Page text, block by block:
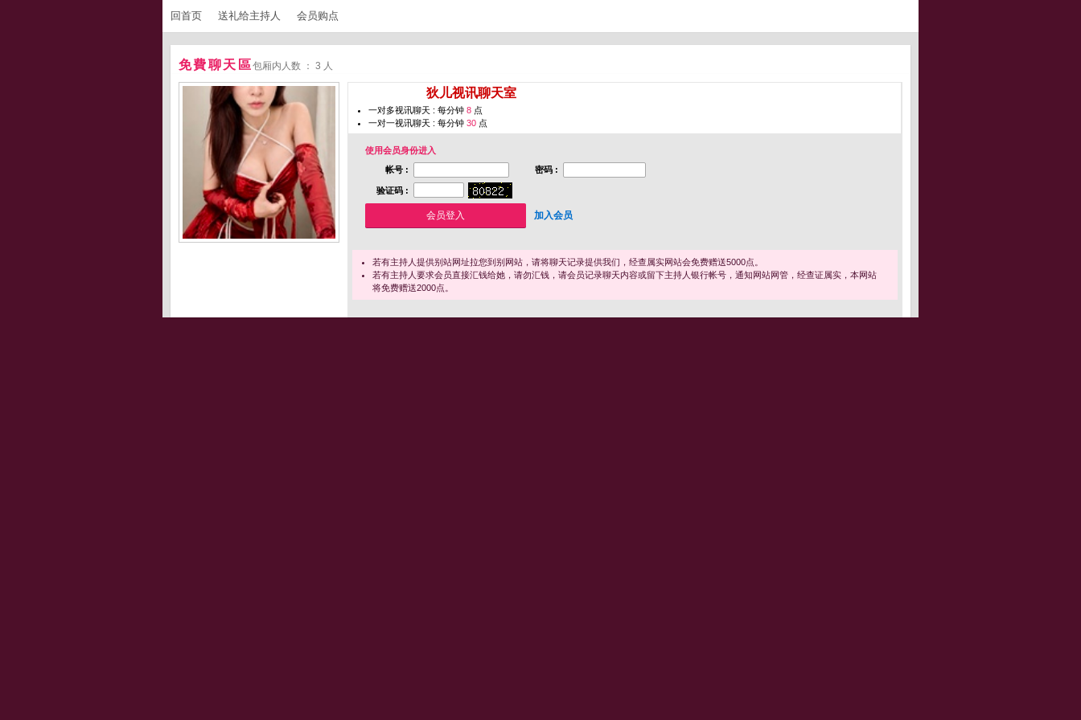
回首页 送礼给主持人 会员购点
免費聊天區包厢内人数 ： 3 人
狄儿视讯聊天室
一对多视讯聊天 : 每分钟 8 点
一对一视讯聊天 : 每分钟 30 点
使用会员身份进入
帐号 :
密码 :
验证码 :
加入会员
若有主持人提供别站网址拉您到别网站，请将聊天记录提供我们，经查属实网站会免费赠送5000点。
若有主持人要求会员直接汇钱给她，请勿汇钱，请会员记录聊天内容或留下主持人银行帐号，通知网站网管，经查证属实，本网站
将免费赠送2000点。